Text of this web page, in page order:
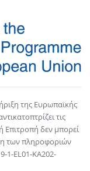
της Ευρωπαϊκής
τις
δεν μπορεί
των πληροφοριών
1-EL01-KA202-